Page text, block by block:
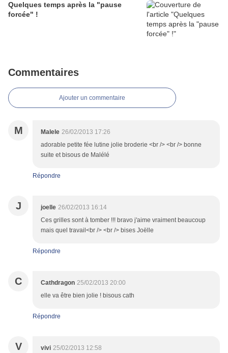
Quelques temps après la "pause
forcée" !
Commentaires
Ajouter un commentaire
M Malele 26/02/2013 17:26
adorable petite fée lutine jolie broderie <br /> <br /> bonne
suite et bisous de Malélé
Répondre
J joelle 26/02/2013 16:14
Ces grilles sont à tomber !!! bravo j'aime vraiment beaucoup
mais quel travail<br /> <br /> bises Joëlle
Répondre
C Cathdragon 25/02/2013 20:00
elle va être bien jolie ! bisous cath
Répondre
V vivi 25/02/2013 12:58